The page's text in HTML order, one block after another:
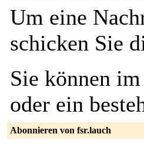
Um eine
schicken Sie
Sie können
oder ein
Abonnieren von fsr.lauch